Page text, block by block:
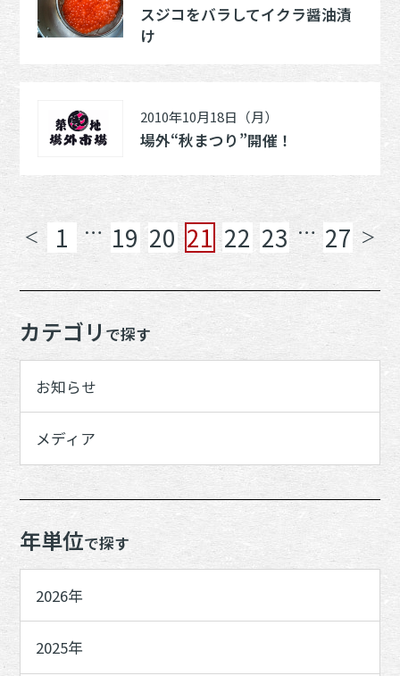
スジコをバラしてイクラ醤油漬
け
2010年10月18日（月）
場外“秋まつり”開催！
＜ 1 … 19 20 21 22 23 … 27 ＞
カテゴリで探す
お知らせ
メディア
年単位で探す
2026年
2025年